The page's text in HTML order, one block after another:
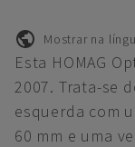
Mostrar na
Esta HOMAG
2007. Trata-se
esquerda com
60 mm e uma